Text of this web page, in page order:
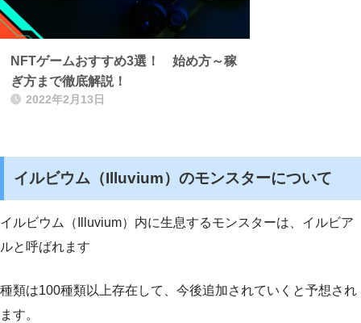
NFTゲームおすすめ3選！ 始め方～稼
ぎ方まで徹底解説！
2022年2月13日
イルビウム（Illuvium）のモンスターについて
イルビウム（Illuvium）内に生息するモンスターは、イルビア
ルと呼ばれます
種類は100種類以上存在して、今後追加されていくと予想され
ます。